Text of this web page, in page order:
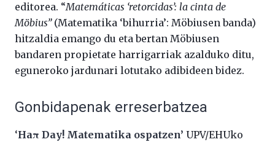
editorea. “Matemáticas ‘retorcidas’: la cinta de
Möbius” (Matematika ‘bihurria’: Möbiusen banda)
hitzaldia emango du eta bertan Möbiusen
bandaren propietate harrigarriak azalduko ditu,
eguneroko jardunari lotutako adibideen bidez.
Gonbidapenak erreserbatzea
‘Haπ Day! Matematika ospatzen’ UPV/EHUko